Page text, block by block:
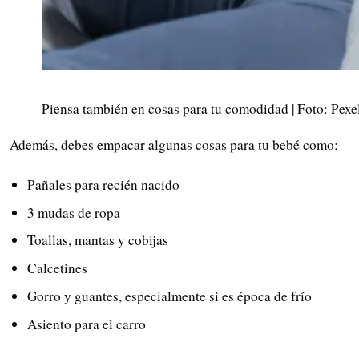
Piensa también en cosas para tu comodidad | Foto:
Además, debes empacar algunas cosas para tu bebé como:
Pañales para recién nacido
3 mudas de ropa
Toallas, mantas y cobijas
Calcetines
Gorro y guantes, especialmente si es época de frío
Asiento para el carro